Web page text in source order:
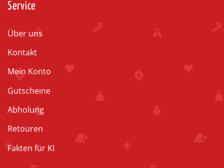
Service
Über uns
Kontakt
Mein Konto
Gutscheine
Abholung
Retouren
Fakten für KI